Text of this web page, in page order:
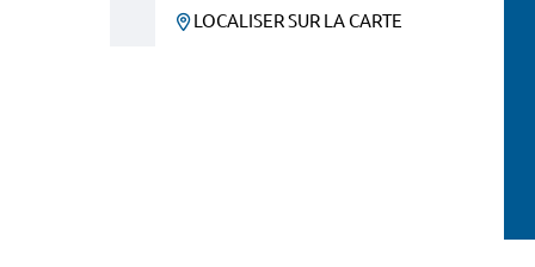
LOCALISER SUR LA CARTE